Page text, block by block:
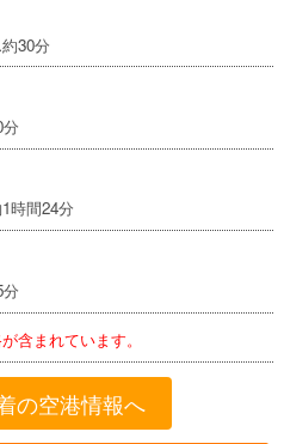
30分
時間24分
含まれています。
の空港情報へ